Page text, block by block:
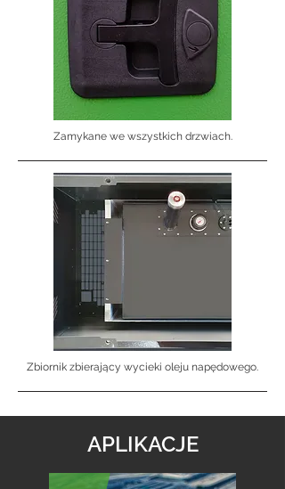
Zamykane we wszystkich drzwiach.
Zbiornik zbierający wycieki oleju napędowego.
APLIKACJE